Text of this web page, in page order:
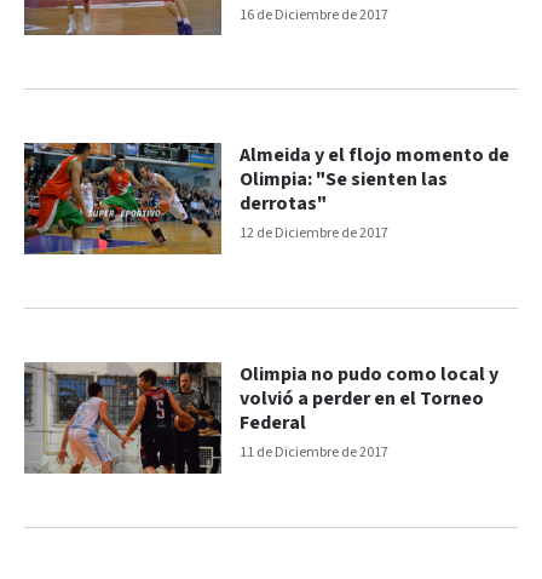
16 de Diciembre de 2017
12 de Diciembre de 2017
Almeida y el flojo momento de
Olimpia: "Se sienten las
derrotas"
11 de Diciembre de 2017
Olimpia no pudo como local y
volvió a perder en el Torneo
Federal